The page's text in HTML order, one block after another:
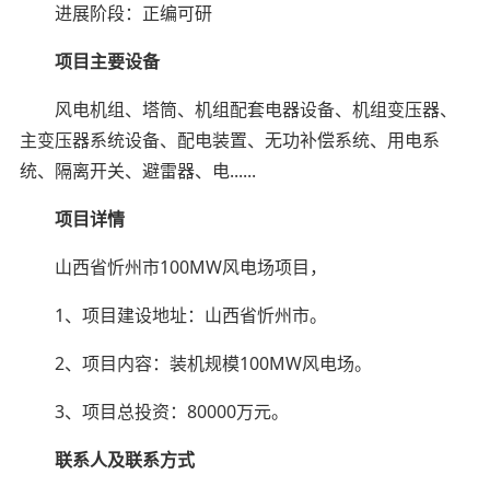
进展阶段：正编可研
项目主要设备
风电机组、塔筒、机组配套电器设备、机组变压器、
主变压器系统设备、配电装置、无功补偿系统、用电系
统、隔离开关、避雷器、电......
项目详情
山西省忻州市100MW风电场项目，
1、项目建设地址：山西省忻州市。
2、项目内容：装机规模100MW风电场。
3、项目总投资：80000万元。
联系人及联系方式